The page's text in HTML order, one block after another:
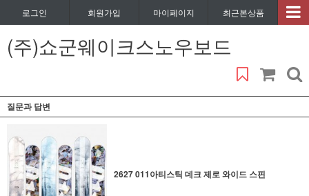
로그인 회원가입 마이페이지 최근본상품
(주)쇼군웨이크스노우보드
질문과 답변
2627 011아티스틱 데크 제로 와이드 스핀